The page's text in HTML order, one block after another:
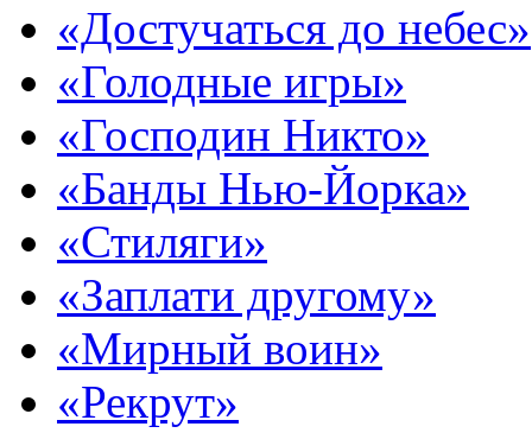
«Достучаться до небес»
«Голодные игры»
«Господин Никто»
«Банды Нью-Йорка»
«Стиляги»
«Заплати другому»
«Мирный воин»
«Рекрут»